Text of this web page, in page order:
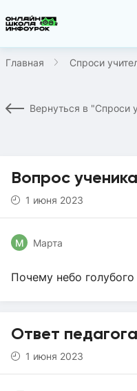
Главная Спроси
Вернуться в "Спроси
Вопрос ученика
1 июня 2023
М Марта
Почему небо голубого
Ответ педагога
1 июня 2023